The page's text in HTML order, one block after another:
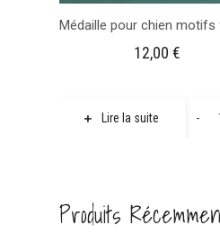
12,00€
Lire la suite -
Produits